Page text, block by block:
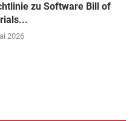
zu Software Bill of
2026